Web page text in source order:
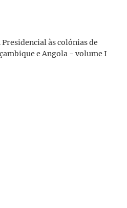
às colónias de
e Angola - volume I